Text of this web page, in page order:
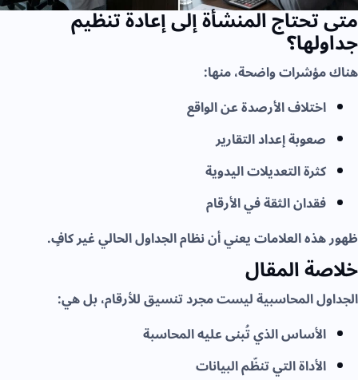
متى تحتاج المنشأة إلى إعادة تنظيم
جداولها؟
هناك مؤشرات واضحة، منها:
اختلاف الأرصدة عن الواقع
صعوبة إعداد التقارير
كثرة التعديلات اليدوية
فقدان الثقة في الأرقام
ظهور هذه العلامات يعني أن نظام الجداول الحالي غير كافٍ.
خلاصة المقال
الجداول المحاسبية ليست مجرد تنسيق للأرقام، بل هي:
الأساس الذي تُبنى عليه المحاسبة
الأداة التي تنظّم البيانات